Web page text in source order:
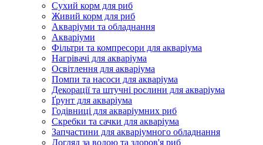
Сухий корм для риб
Живий корм для риб
Акваріуми та обладнання
Акваріуми
Фільтри та компресори для акваріума
Нагрівачі для акваріума
Освітлення для акваріума
Помпи та насоси для акваріума
Декорації та штучні рослини для акваріума
Ґрунт для акваріума
Годівниці для акваріумних риб
Скребки та сачки для акваріума
Запчастини для акваріумного обладнання
Догляд за водою та здоров'я риб